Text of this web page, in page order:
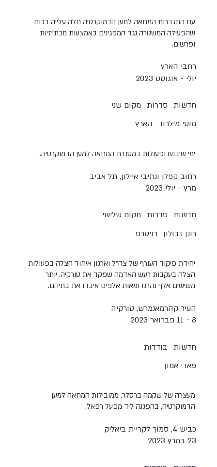
עם התגברות המחאה למען הדמוקרטיה חלה עלייה בכוח
שהפעילה המשטרה נגד המפגינים באמצעות מכת"זיות
ופרשים.
רחבי הארץ
יולי - אוגוסט 2023
מקום שני סדרות חדשות
הארץ
מוטי מילרוד
ימי שיבוש ופעולות במסגרת המחאה למען הדמוקרטיה.
רחוב קפלן ונתיבי איילון, תל אביב
מרץ - יולי 2023
מקום שלישי סדרות חדשות
רויטרס רונן זבולון
יחידת פיקוד העורף של צה"ל וארגון איחוד הצלה בפעולות
הצלה בעקבות רעש האדמה שפקד את טורקיה. יותר
משישים אלף נהרגו ומאות אלפים איבדו את בתיהם.
העיר קהרמאנמרש, טורקיה
8 - 11 פברואר 2023
בודדות חדשות
פאדי אמון
מעצרה של שקמה ברסלר, ממובילות המחאה למען
הדמוקרטיה, בהפגנה ליד מפעל רפאל.
כביש 4, סמוך לקריית ביאליק
23 במרץ 2023